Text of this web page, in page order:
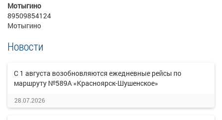
Мотыгино
89509854124
Мотыгино
Новости
С 1 августа возобновляются ежедневные рейсы по
маршруту №589А «Красноярск-Шушенское»
28.07.2026